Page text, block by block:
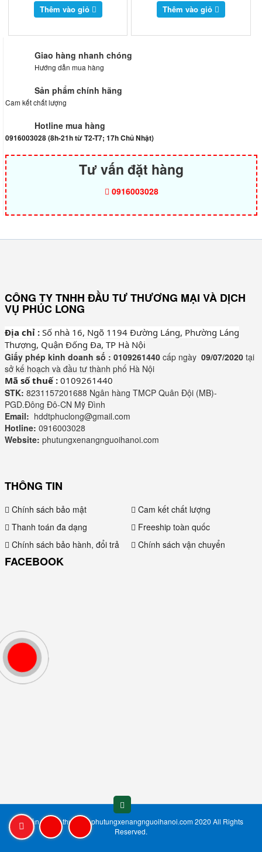
Thêm vào giỏ Thêm vào giỏ
Giao hàng nhanh chóng
Hướng dẫn mua hàng
Sản phẩm chính hãng
Cam kết chất lượng
Hotline mua hàng
0916003028 (8h-21h từ T2-T7; 17h Chủ Nhật)
Tư vấn đặt hàng
0916003028
CÔNG TY TNHH ĐẦU TƯ THƯƠNG MẠI VÀ DỊCH
VỤ PHÚC LONG
Địa chỉ : Số nhà 16, Ngõ 1194 Đường Láng, Phường Láng
Thượng, Quận Đống Đa, TP Hà Nội
Giấy phép kinh doanh số : 0109261440 cấp ngày 09/07/2020 tại
sở kế hoạch và đầu tư thành phố Hà Nội
Mã số thuế : 0109261440
STK: 8231157201688 Ngân hàng TMCP Quân Đội (MB)-
PGD.Đông Đô-CN Mỹ Đình
Email: hddtphuclong@gmail.com
Hotline: 0916003028
Website: phutungxenangnguoihanoi.com
THÔNG TIN
Chính sách bảo mật
Cam kết chất lượng
Thanh toán đa dạng
Freeship toàn quốc
Chính sách bảo hành, đổi trả
Chính sách vận chuyển
FACEBOOK
© Bản quyền thuộc về phutungxenangnguoihanoi.com 2020 All Rights
Reserved.